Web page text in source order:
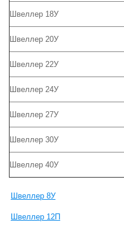
Швеллер 18У
Швеллер 20У
Швеллер 22У
Швеллер 24У
Швеллер 27У
Швеллер 30У
Швеллер 40У
Швеллер 8У
Швеллер 12П